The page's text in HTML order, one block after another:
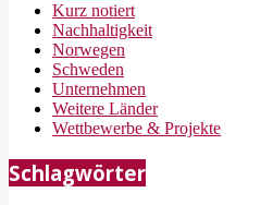
Kurz notiert
Nachhaltigkeit
Norwegen
Schweden
Unternehmen
Weitere Länder
Wettbewerbe & Projekte
Schlagwörter